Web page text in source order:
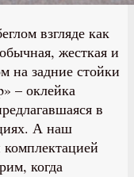
взгляде как
жесткая и
на задние стойки
– оклейка
в
А наш
когда